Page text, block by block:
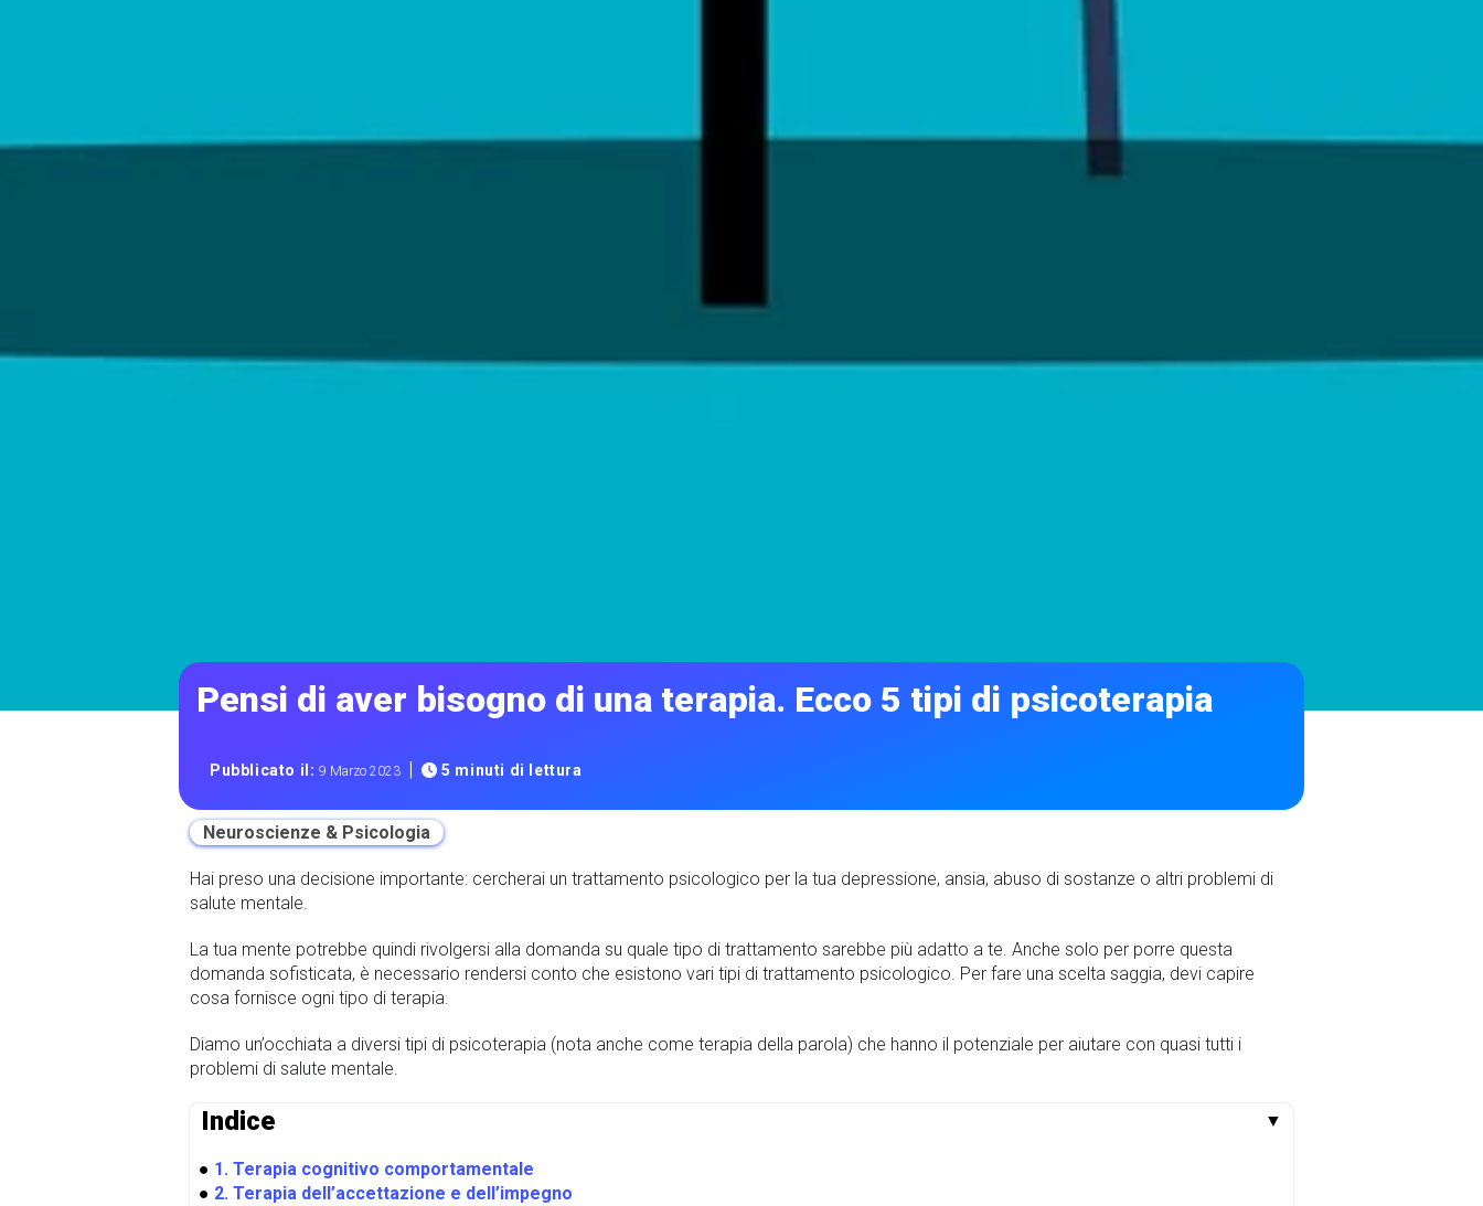
Pensi di aver bisogno di una terapia. Ecco 5 tipi di psicoterapia
Pubblicato il:9 Marzo 2023 | 5 minuti di lettura
Neuroscienze & Psicologia
Hai preso una decisione importante: cercherai un trattamento psicologico per la tua depressione, ansia, abuso di sostanze o altri problemi di
salute mentale.
La tua mente potrebbe quindi rivolgersi alla domanda su quale tipo di trattamento sarebbe più adatto a te. Anche solo per porre questa
domanda sofisticata, è necessario rendersi conto che esistono vari tipi di trattamento psicologico. Per fare una scelta saggia, devi capire
cosa fornisce ogni tipo di terapia.
Diamo un’occhiata a diversi tipi di psicoterapia (nota anche come terapia della parola) che hanno il potenziale per aiutare con quasi tutti i
problemi di salute mentale.
Indice ▼
● 1. Terapia cognitivo comportamentale
● 2. Terapia dell’accettazione e dell’impegno